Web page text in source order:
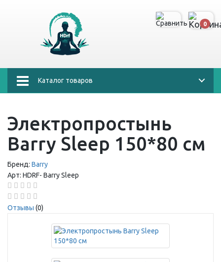
0
Каталог товаров
Электропростынь
Barry Sleep 150*80 см
Бренд: Barry
Арт: HDRF- Barry Sleep
Отзывы (0)